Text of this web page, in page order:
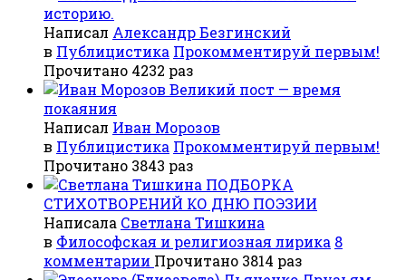
историю.
Написал Александр Безгинский
в Публицистика Прокомментируй первым!
Прочитано 4232 раз
Великий пост — время
покаяния
Написал Иван Морозов
в Публицистика Прокомментируй первым!
Прочитано 3843 раз
ПОДБОРКА
СТИХОТВОРЕНИЙ КО ДНЮ ПОЭЗИИ
Написала Светлана Тишкина
в Философская и религиозная лирика 8
комментарии Прочитано 3814 раз